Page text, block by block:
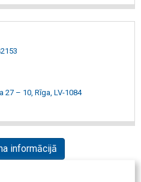
27 – 10, Rīga, LV-1084
informācijā